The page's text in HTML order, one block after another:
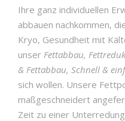
Ihre ganz individuellen
abbauen nachkommen,
Kryo, Gesundheit mit
unser Fettabbau,
& Fettabbau, Schnell &
sich wollen. Unsere
maßgeschneidert
Zeit zu einer